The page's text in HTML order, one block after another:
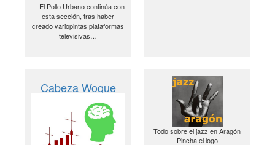
El Pollo Urbano continúa con
esta sección, tras haber
creado variopintas plataformas
televisivas…
Cabeza Woque
Todo sobre el jazz en Aragón
¡Pincha el logo!